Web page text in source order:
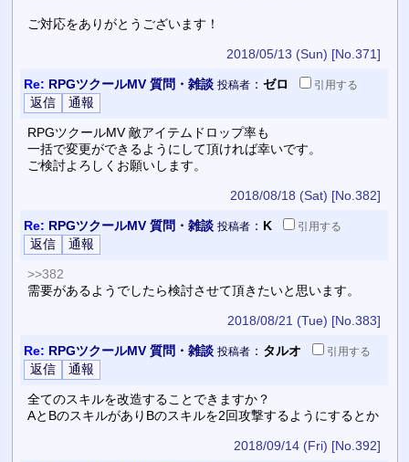
ご対応をありがとうございます！
2018/05/13 (Sun) [No.371]
Re: RPGツクールMV 質問・雑談 投稿者： ゼロ 引用する
RPGツクールMV 敵アイテムドロップ率も
一括で変更ができるようにして頂ければ幸いです。
ご検討よろしくお願いします。
2018/08/18 (Sat) [No.382]
Re: RPGツクールMV 質問・雑談 投稿者： K 引用する
>>382
需要があるようでしたら検討させて頂きたいと思います。
2018/08/21 (Tue) [No.383]
Re: RPGツクールMV 質問・雑談 投稿者： タルオ 引用する
全てのスキルを改造することできますか？
AとBのスキルがありBのスキルを2回攻撃するようにするとか
2018/09/14 (Fri) [No.392]